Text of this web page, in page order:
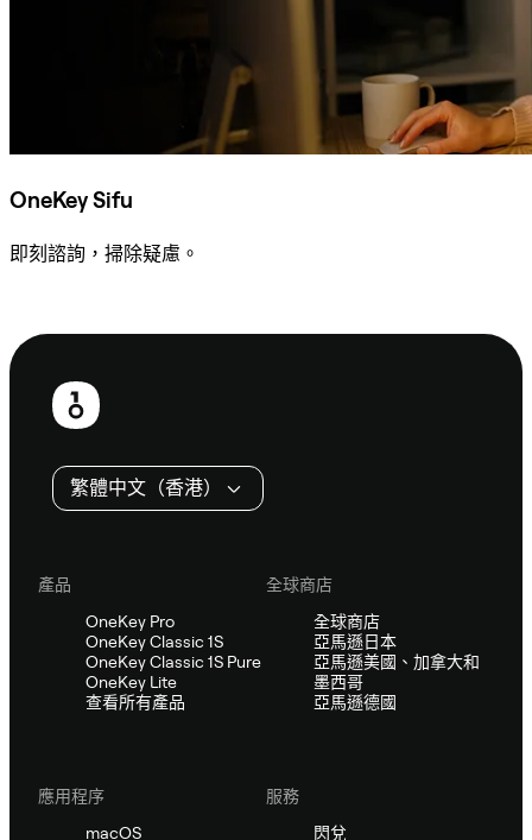
OneKey Sifu
即刻諮詢，掃除疑慮。
頁
繁體中文（香港）
產品
OneKey Pro
OneKey Classic 1S
OneKey Classic 1S Pure
OneKey Lite
查看所有產品
全球商店
全球商店
亞馬遜日本
亞馬遜美國、加拿大和
墨西哥
亞馬遜德國
應用程序
macOS
服務
閃兌